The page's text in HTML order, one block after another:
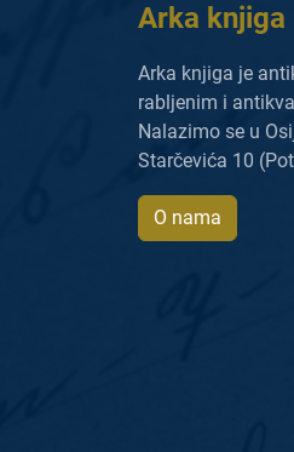
Arka knjiga
Arka knjiga je
rabljenim i
Nalazimo se u
Starčevića 10
O nama